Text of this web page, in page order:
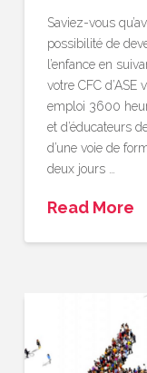
Saviez-vous
possibilité de
l’enfance en
votre CFC d’ASE
emploi 3600
et d’éducateurs
d’une voie de
deux jours …
Read More